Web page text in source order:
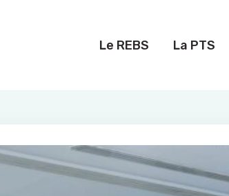
Le REBS La PTS